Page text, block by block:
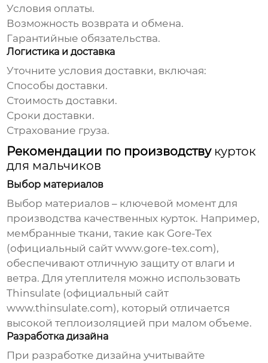
Условия оплаты.
Возможность возврата и обмена.
Гарантийные обязательства.
Логистика и доставка
Уточните условия доставки, включая:
Способы доставки.
Стоимость доставки.
Сроки доставки.
Страхование груза.
Рекомендации по производству курток
для мальчиков
Выбор материалов
Выбор материалов – ключевой момент для
производства качественных курток. Например,
мембранные ткани, такие как Gore-Tex
(официальный сайтwww.gore-tex.com),
обеспечивают отличную защиту от влаги и
ветра. Для утеплителя можно использовать
Thinsulate (официальный сайт
www.thinsulate.com), который отличается
высокой теплоизоляцией при малом объеме.
Разработка дизайна
При разработке дизайна учитывайте